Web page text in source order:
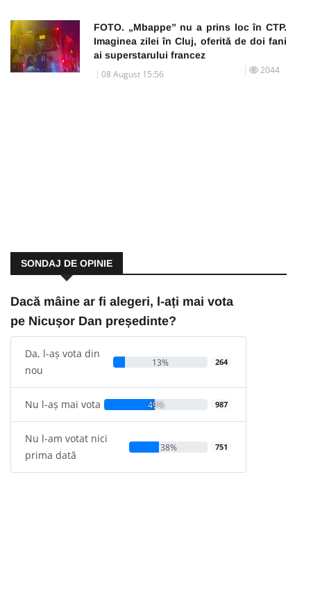
FOTO. „Mbappe” nu a prins loc în CTP.
Imaginea zilei în Cluj, oferită de doi fani
ai superstarului francez
08 August 15:56 2044
SONDAJ DE OPINIE
Dacă mâine ar fi alegeri, l-ați mai vota
pe Nicușor Dan președinte?
Da, l-aș vota din
nou
13% 264
Nu l-aș mai vota 49% 987
Nu l-am votat nici
prima dată
38% 751